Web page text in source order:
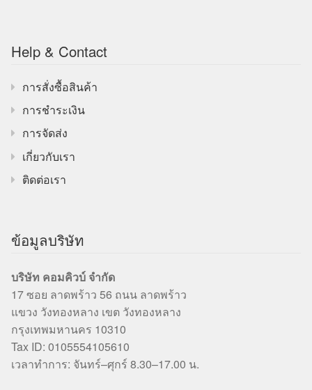
Help & Contact
การสั่งซื้อสินค้า
การชำระเงิน
การจัดส่ง
เกี่ยวกับเรา
ติดต่อเรา
ข้อมูลบริษัท
บริษัท คอมคิวบ์ จำกัด
17 ซอย ลาดพร้าว 56 ถนน ลาดพร้าว
แขวง วังทองหลาง เขต วังทองหลาง
กรุงเทพมหานคร 10310
Tax ID: 0105554105610
เวลาทำการ: จันทร์–ศุกร์ 8.30–17.00 น.